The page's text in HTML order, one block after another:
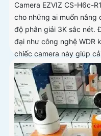
Camera EZVIZ CS-H6c-
cho những ai muốn nâng
độ phân giải 3K sắc nét.
đại như công nghệ WDR
chiếc camera này giúp
mọi điều kiện ánh sáng